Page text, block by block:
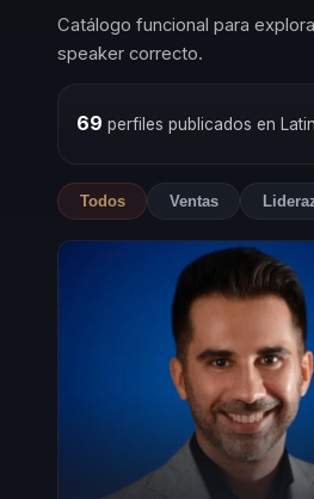
Catálogo funcional para
speaker correcto.
69 perfiles publicados en
Todos Ventas